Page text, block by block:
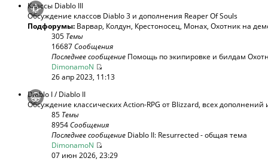
Классы Diablo III
Обсуждение классов Diablo 3 и дополнения Reaper Of Souls
Подфорумы: Варвар, Колдун, Крестоносец, Монах, Охотник на
305 Темы
16687Сообщения
Последнее сообщение Помощь по экипировке и билдам
DimonamoN
26 апр 2023, 11:13
Diablo I / Diablo II
Обсуждение классических Action-RPG от Blizzard, всех дополнений
85 Темы
8954Сообщения
Последнее сообщение Diablo II: Resurrected - общая тема
DimonamoN
07 июн 2026, 23:29